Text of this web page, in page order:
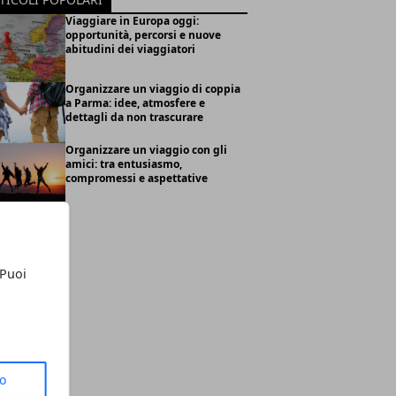
Viaggiare in Europa oggi:
opportunità, percorsi e nuove
abitudini dei viaggiatori
Organizzare un viaggio di coppia
a Parma: idee, atmosfere e
dettagli da non trascurare
Organizzare un viaggio con gli
amici: tra entusiasmo,
compromessi e aspettative